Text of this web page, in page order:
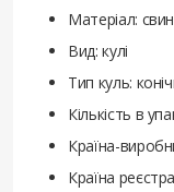
Матеріал:
Вид: кулі
Тип куль:
Кількість в
Країна-
Країна